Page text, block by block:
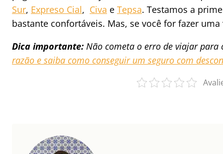
Sur, Expreso Cial, Civa e Tepsa. Testamos a
bastante confortáveis. Mas, se você for fazer
Dica importante: Não cometa o erro de viajar para
razão e saiba como conseguir um seguro com